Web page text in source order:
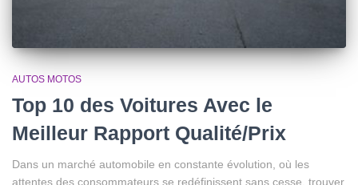
AUTOS MOTOS
Top 10 des Voitures Avec le
Meilleur Rapport Qualité/Prix
Dans un marché automobile en constante évolution, où les
attentes des consommateurs se redéfinissent sans cesse, trouver